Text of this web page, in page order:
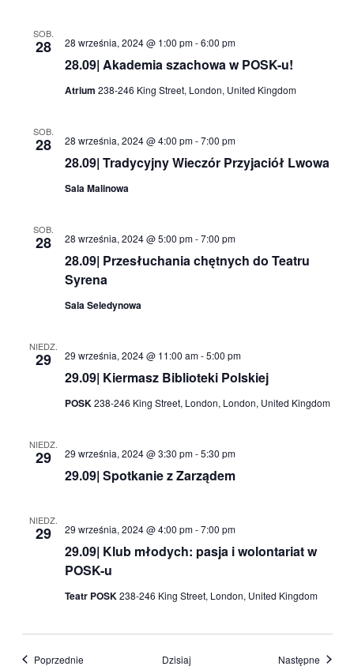
SOB.
28
28.09| Akademia szachowa w POSK-u!
28 września, 2024 @ 1:00 pm-6:00 pm
Atrium 238-246 King Street, London, United Kingdom
SOB.
28
28.09| Tradycyjny Wieczór Przyjaciół Lwowa
28 września, 2024 @ 4:00 pm-7:00 pm
Sala Malinowa
SOB.
28
28.09| Przesłuchania chętnych do Teatru
Syrena
28 września, 2024 @ 5:00 pm-7:00 pm
Sala Seledynowa
NIEDZ.
29
29.09| Kiermasz Biblioteki Polskiej
29 września, 2024 @ 11:00 am-5:00 pm
POSK238-246 King Street, London, London, United Kingdom
NIEDZ.
29
29.09| Spotkanie z Zarządem
29 września, 2024 @ 3:30 pm-5:30 pm
NIEDZ.
29
29.09| Klub młodych: pasja i wolontariat w
POSK-u
29 września, 2024 @ 4:00 pm-7:00 pm
Teatr POSK238-246 King Street, London, United Kingdom
PoprzednieWydarzenia Dzisiaj Następne